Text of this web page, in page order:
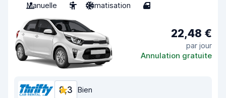
Manuelle
5 Climatisation 4
22,48 €
par jour
Annulation gratuite
8,3 Bien